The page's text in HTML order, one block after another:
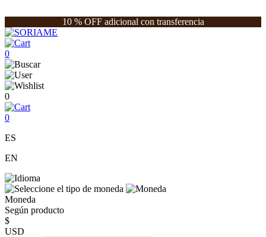
10 % OFF adicional con transferencia
0
0
0
ES
EN
Moneda
Según producto
$
USD